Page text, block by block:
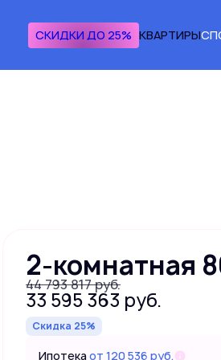
СКИДКИ ДО 25% КВАРТИРЫ
2-комнатная
44 793 817 руб.
33 595 363 руб.
Скидка 25%
Ипотекаот 120 536 руб.